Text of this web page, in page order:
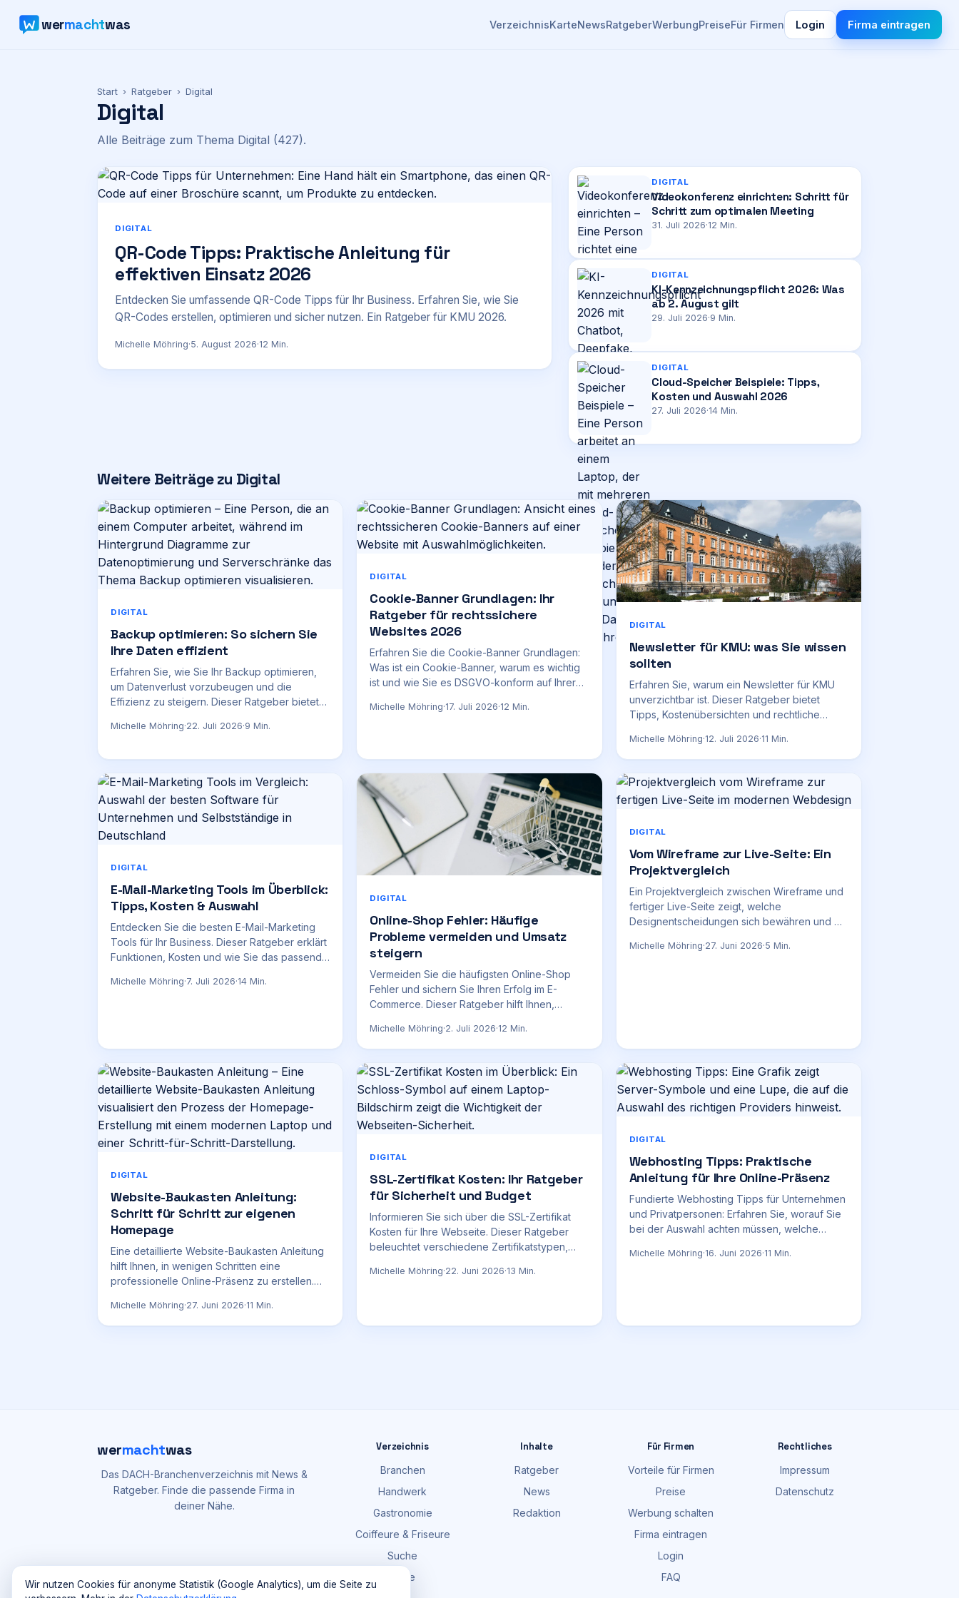
wermachtwas VerzeichnisKarteNewsRatgeberWerbungPreiseFür Firmen Login Firma eintragen
Start › Ratgeber › Digital
Digital
Alle Beiträge zum Thema Digital (427).
DIGITAL
QR-Code Tipps: Praktische Anleitung für
effektiven Einsatz 2026
Entdecken Sie umfassende QR-Code Tipps für Ihr Business. Erfahren Sie, wie Sie
QR-Codes erstellen, optimieren und sicher nutzen. Ein Ratgeber für KMU 2026.
Michelle Möhring·5. August 2026·12 Min.
DIGITAL
Videokonferenz einrichten: Schritt für
Schritt zum optimalen Meeting
31. Juli 2026·12 Min.
DIGITAL
KI-Kennzeichnungspflicht 2026: Was
ab 2. August gilt
29. Juli 2026·9 Min.
DIGITAL
Cloud-Speicher Beispiele: Tipps,
Kosten und Auswahl 2026
27. Juli 2026·14 Min.
Weitere Beiträge zu Digital
DIGITAL
Backup optimieren: So sichern Sie
Ihre Daten effizient
Erfahren Sie, wie Sie Ihr Backup optimieren,
um Datenverlust vorzubeugen und die
Effizienz zu steigern. Dieser Ratgeber bietet
Anleitungen.
Michelle Möhring·22. Juli 2026·9 Min.
DIGITAL
Cookie-Banner Grundlagen: Ihr
Ratgeber für rechtssichere
Websites 2026
Erfahren Sie die Cookie-Banner Grundlagen:
Was ist ein Cookie-Banner, warum es wichtig
ist und wie Sie es DSGVO-konform auf Ihrer
Michelle Möhring·17. Juli 2026·12 Min.
DIGITAL
Newsletter für KMU: was Sie wissen
sollten
Erfahren Sie, warum ein Newsletter für KMU
unverzichtbar ist. Dieser Ratgeber bietet
Tipps, Kostenübersichten und rechtliche
Michelle Möhring·12. Juli 2026·11 Min.
DIGITAL
E-Mail-Marketing Tools im Überblick:
Tipps, Kosten & Auswahl
Entdecken Sie die besten E-Mail-Marketing
Tools für Ihr Business. Dieser Ratgeber erklärt
Funktionen, Kosten und wie Sie das passende
Michelle Möhring·7. Juli 2026·14 Min.
DIGITAL
Online-Shop Fehler: Häufige
Probleme vermeiden und Umsatz
steigern
Vermeiden Sie die häufigsten Online-Shop
Fehler und sichern Sie Ihren Erfolg im E-
Commerce. Dieser Ratgeber hilft Ihnen,
umgehen.
Michelle Möhring·2. Juli 2026·12 Min.
DIGITAL
Vom Wireframe zur Live-Seite: Ein
Projektvergleich
Ein Projektvergleich zwischen Wireframe und
fertiger Live-Seite zeigt, welche
Designentscheidungen sich bewähren und wo
Michelle Möhring·27. Juni 2026·5 Min.
DIGITAL
Website-Baukasten Anleitung:
Schritt für Schritt zur eigenen
Homepage
Eine detaillierte Website-Baukasten Anleitung
hilft Ihnen, in wenigen Schritten eine
professionelle Online-Präsenz zu erstellen.
und die besten Anbieter für Ihre Homepage.
Michelle Möhring·27. Juni 2026·11 Min.
DIGITAL
SSL-Zertifikat Kosten: Ihr Ratgeber
für Sicherheit und Budget
Informieren Sie sich über die SSL-Zertifikat
Kosten für Ihre Webseite. Dieser Ratgeber
beleuchtet verschiedene Zertifikatstypen,
Michelle Möhring·22. Juni 2026·13 Min.
DIGITAL
Webhosting Tipps: Praktische
Anleitung für Ihre Online-Präsenz
Fundierte Webhosting Tipps für Unternehmen
und Privatpersonen: Erfahren Sie, worauf Sie
bei der Auswahl achten müssen, welche
Hoster finden.
Michelle Möhring·16. Juni 2026·11 Min.
wermachtwas
Das DACH-Branchenverzeichnis mit News &
Ratgeber. Finde die passende Firma in
deiner Nähe.
Verzeichnis
Branchen
Handwerk
Gastronomie
Coiffeure & Friseure
Suche
Karte
Inhalte
Ratgeber
News
Redaktion
Für Firmen
Vorteile für Firmen
Preise
Werbung schalten
Firma eintragen
Login
FAQ
Rechtliches
Impressum
Datenschutz
Wir nutzen Cookies für anonyme Statistik (Google Analytics), um die Seite zu